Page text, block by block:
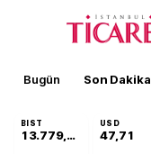
Bugün Son Dakika
BIST
13.779,39
USD
47,71